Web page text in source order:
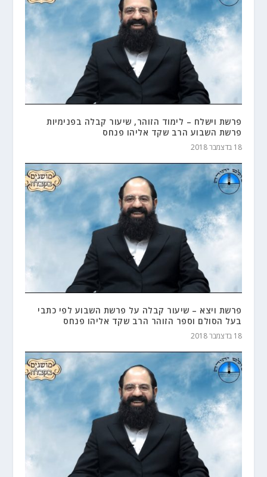
פרשת וישלח – לימוד הזוהר, שיעור קבלה בפנימיות
פרשת השבוע הרב שקד אליהו פנחס
18 בדצמבר 2018
פרשת ויצא – שיעור קבלה על פרשת השבוע לפי כתבי
בעל הסולם וספר הזוהר הרב שקד אליהו פנחס
18 בדצמבר 2018